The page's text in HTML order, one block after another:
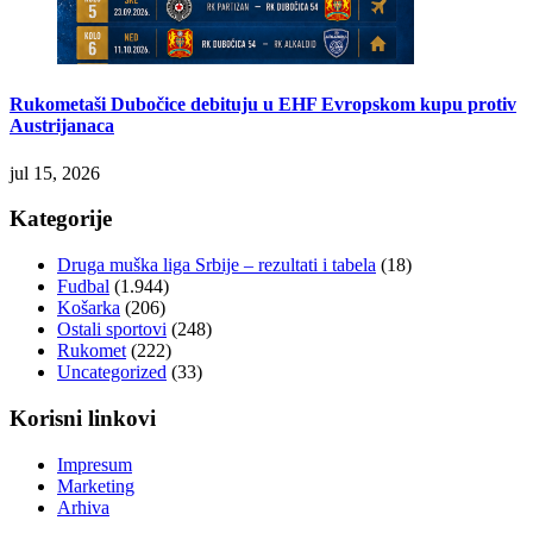
Rukometaši Dubočice debituju u EHF Evropskom kupu protiv
Austrijanaca
jul 15, 2026
Kategorije
Druga muška liga Srbije – rezultati i tabela (18)
Fudbal (1.944)
Košarka (206)
Ostali sportovi (248)
Rukomet (222)
Uncategorized (33)
Korisni linkovi
Impresum
Marketing
Arhiva